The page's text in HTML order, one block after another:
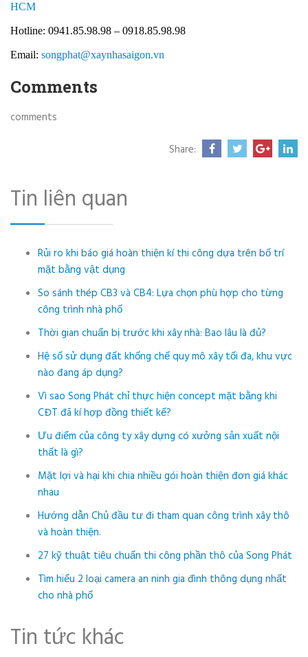
HCM
Hotline: 0941.85.98.98 – 0918.85.98.98
Email: songphat@xaynhasaigon.vn
Comments
comments
Share:
Tin liên quan
Rủi ro khi báo giá hoàn thiện kí thi công dựa trên bố trí
mặt bằng vật dụng
So sánh thép CB3 và CB4: Lựa chọn phù hợp cho từng
công trình nhà phố
Thời gian chuẩn bị trước khi xây nhà: Bao lâu là đủ?
Hệ số sử dụng đất khống chế quy mô xây tối đa, khu vực
nào đang áp dụng?
Vì sao Song Phát chỉ thực hiện concept mặt bằng khi
CĐT đã kí hợp đồng thiết kế?
Ưu điểm của công ty xây dựng có xưởng sản xuất nội
thất là gì?
Mặt lợi và hại khi chia nhiều gói hoàn thiện đơn giá khác
nhau
Hướng dẫn Chủ đầu tư đi tham quan công trình xây thô
và hoàn thiện.
27 kỹ thuật tiêu chuẩn thi công phần thô của Song Phát
Tìm hiểu 2 loại camera an ninh gia đình thông dụng nhất
cho nhà phố
Tin tức khác